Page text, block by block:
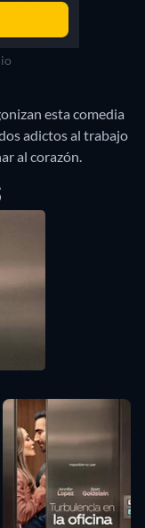
esta comedia
adictos al trabajo
al corazón.